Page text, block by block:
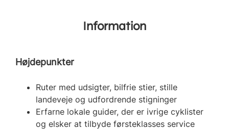
Information
Højdepunkter
Ruter med udsigter, bilfrie stier, stille
landeveje og udfordrende stigninger
Erfarne lokale guider, der er ivrige cyklister
og elsker at tilbyde førsteklasses service